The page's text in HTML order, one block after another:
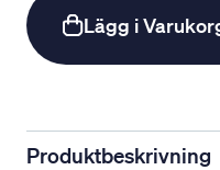
Lägg i
Produktbeskrivning